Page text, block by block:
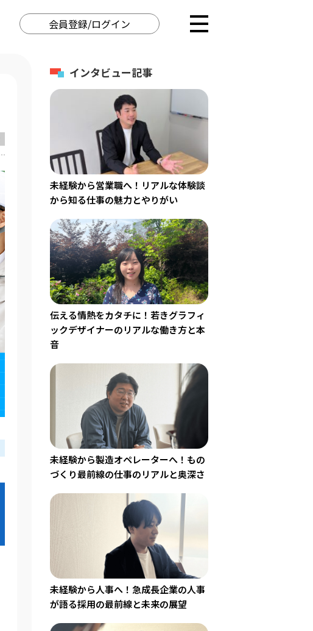
会員登録/ログイン
インタビュー記事
未経験から営業職へ！リアルな体験談
から知る仕事の魅力とやりがい
伝える情熱をカタチに！若きグラフィ
ックデザイナーのリアルな働き方と本
音
未経験から製造オペレーターへ！もの
づくり最前線の仕事のリアルと奥深さ
未経験から人事へ！急成長企業の人事
が語る採用の最前線と未来の展望